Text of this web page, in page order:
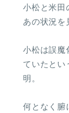
小松と米田
あの状況を
小松は誤魔
ていたとい
明。
何となく腑